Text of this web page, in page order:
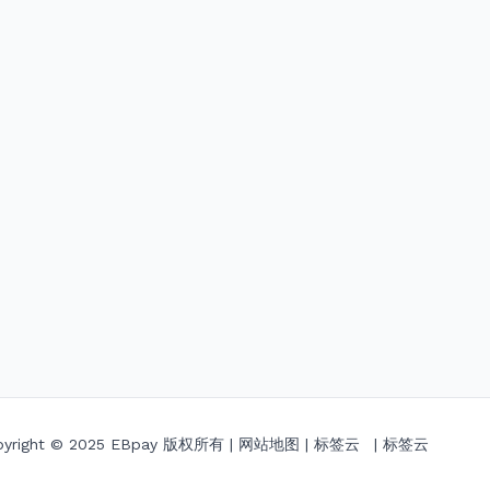
© 2025 EBpay 版权所有 | 网站地图 | 标签云 | 标签云